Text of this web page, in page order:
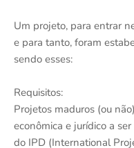
Um projeto, para entrar
e para tanto, foram
sendo esses:
Requisitos:
Projetos maduros (ou
econômica e jurídico a
do IPD (International